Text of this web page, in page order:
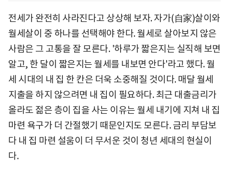
전세가 완전히 사라진다고 상상해 보자. 자가(自家)살이와
월세살이 중 하나를 선택해야 한다. 월세로 살아보지 않은
사람은 그 고통을 잘 모른다. '하루가 짧은지는 실직해 보면
알고, 한 달이 짧은지는 월세를 내보면 안다'라고 했다. 월
세 시대의 내 집 한 칸은 더욱 소중해질 것이다. 매달 월세
지출을 하지 않으려면 내 집이 필요하다. 최근 대출금리가
올라도 젊은 층이 집을 사는 이유는 월세 내기에 지쳐 내 집
마련 욕구가 더 간절했기 때문인지도 모른다. 금리 부담보
다 내 집 마련 설움이 더 무서운 것이 청년 세대의 현실이
다.